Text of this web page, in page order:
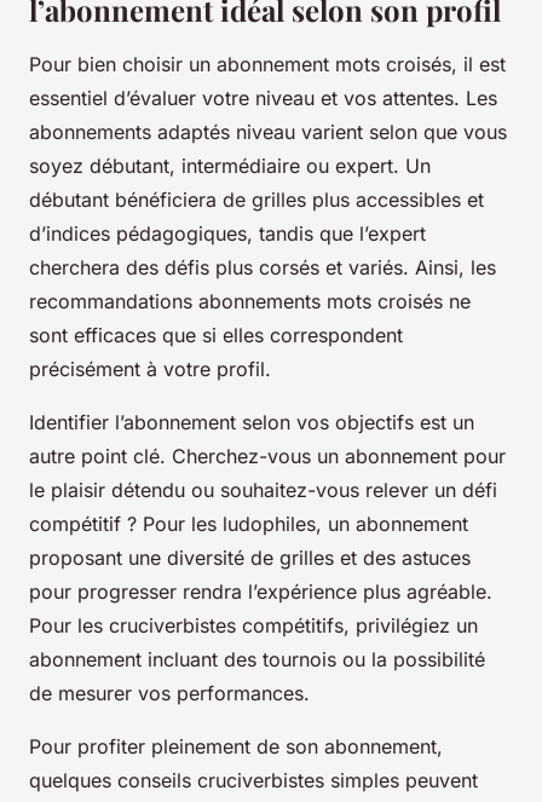
l’abonnement idéal selon son profil
Pour bien choisir un abonnement mots croisés, il est
essentiel d’évaluer votre niveau et vos attentes. Les
abonnements adaptés niveau varient selon que vous
soyez débutant, intermédiaire ou expert. Un
débutant bénéficiera de grilles plus accessibles et
d’indices pédagogiques, tandis que l’expert
cherchera des défis plus corsés et variés. Ainsi, les
recommandations abonnements mots croisés ne
sont efficaces que si elles correspondent
précisément à votre profil.
Identifier l’abonnement selon vos objectifs est un
autre point clé. Cherchez-vous un abonnement pour
le plaisir détendu ou souhaitez-vous relever un défi
compétitif ? Pour les ludophiles, un abonnement
proposant une diversité de grilles et des astuces
pour progresser rendra l’expérience plus agréable.
Pour les cruciverbistes compétitifs, privilégiez un
abonnement incluant des tournois ou la possibilité
de mesurer vos performances.
Pour profiter pleinement de son abonnement,
quelques conseils cruciverbistes simples peuvent